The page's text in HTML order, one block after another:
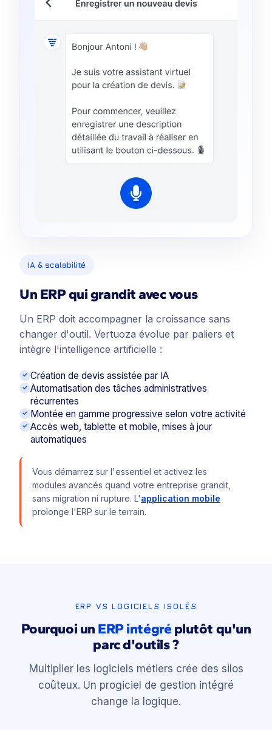
IA & scalabilité
Un ERP qui grandit avec vous
Un ERP doit accompagner la croissance sans
changer d'outil. Vertuoza évolue par paliers et
intègre l'intelligence artificielle :
Création de devis assistée par IA
Automatisation des tâches administratives
récurrentes
Montée en gamme progressive selon votre activité
Accès web, tablette et mobile, mises à jour
automatiques
Vous démarrez sur l'essentiel et activez les
modules avancés quand votre entreprise grandit,
sans migration ni rupture. L'application mobile
prolonge l'ERP sur le terrain.
ERP VS LOGICIELS ISOLÉS
Pourquoi un ERP intégréplutôt qu'un
parc d'outils ?
Multiplier les logiciels métiers crée des silos
coûteux. Un progiciel de gestion intégré
change la logique.